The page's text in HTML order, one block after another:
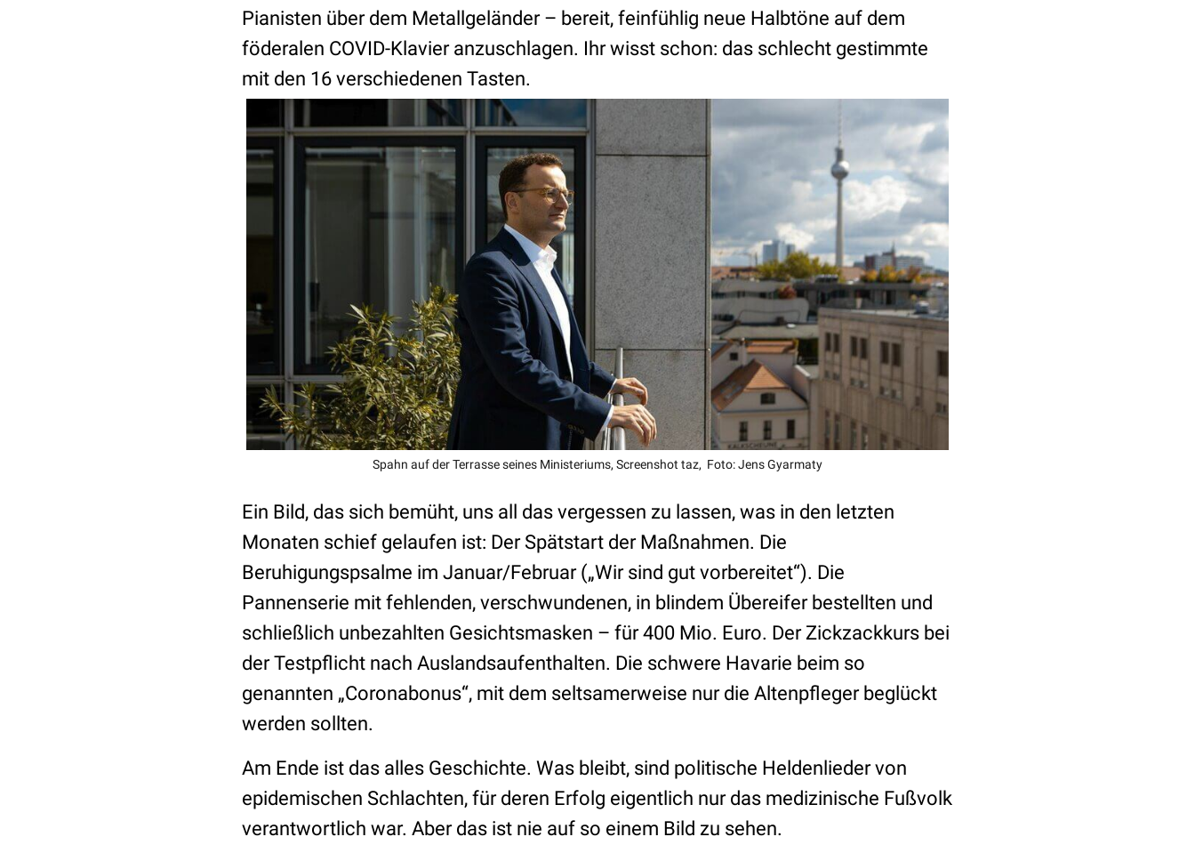
Pianisten über dem Metallgeländer – bereit, feinfühlig neue Halbtöne auf dem
föderalen COVID-Klavier anzuschlagen. Ihr wisst schon: das schlecht gestimmte
mit den 16 verschiedenen Tasten.
Spahn auf der Terrasse seines Ministeriums, Screenshot taz, Foto: Jens Gyarmaty
Ein Bild, das sich bemüht, uns all das vergessen zu lassen, was in den letzten
Monaten schief gelaufen ist: Der Spätstart der Maßnahmen. Die
Beruhigungspsalme im Januar/Februar („Wir sind gut vorbereitet“). Die
Pannenserie mit fehlenden, verschwundenen, in blindem Übereifer bestellten und
schließlich unbezahlten Gesichtsmasken – für 400 Mio. Euro. Der Zickzackkurs bei
der Testpflicht nach Auslandsaufenthalten. Die schwere Havarie beim so
genannten „Coronabonus“, mit dem seltsamerweise nur die Altenpfleger beglückt
werden sollten.
Am Ende ist das alles Geschichte. Was bleibt, sind politische Heldenlieder von
epidemischen Schlachten, für deren Erfolg eigentlich nur das medizinische Fußvolk
verantwortlich war. Aber das ist nie auf so einem Bild zu sehen.